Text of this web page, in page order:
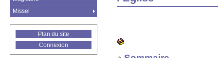
Missel
Plan du site
Connexion